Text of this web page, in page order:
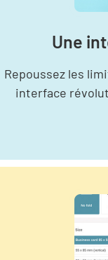
Une
Repoussez les
interface